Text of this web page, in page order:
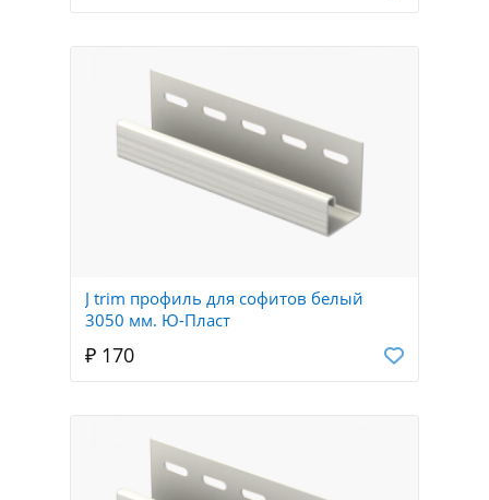
J trim профиль для софитов белый
3050 мм. Ю-Пласт
₽ 170